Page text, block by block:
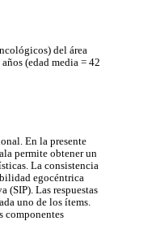
del área
(edad media = 42
En la presente
permite obtener un
La consistencia
egocéntrica
(SIP). Las respuestas
uno de los ítems.
componentes